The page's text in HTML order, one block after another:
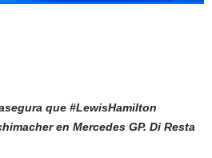
que #LewisHamilton
en Mercedes GP. Di Resta